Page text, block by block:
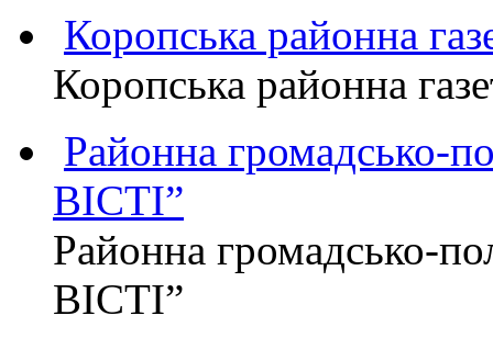
Коропська районна
Коропська районна
Районна громадсько-
ВІСТІ”
Районна громадсько-
ВІСТІ”